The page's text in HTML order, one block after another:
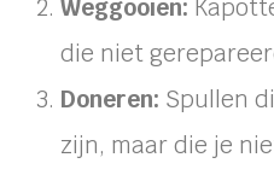
Weggooien:
die niet
Doneren: Spullen
zijn, maar die je